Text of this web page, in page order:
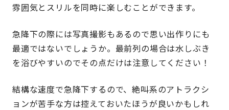
雰囲気とスリルを同時に楽しむことができます。
急降下の際には写真撮影もあるので思い出作りにも
最適ではないでしょうか。最前列の場合は水しぶき
を浴びやすいのでその点だけは注意してください！
結構な速度で急降下するので、絶叫系のアトラクシ
ョンが苦手な方は控えておいたほうが良いかもしれ